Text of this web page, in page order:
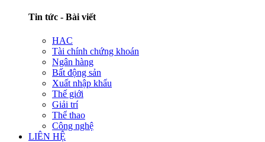
Tin tức - Bài viết
HAC
Tài chính chứng khoán
Ngân hàng
Bất động sản
Xuất nhập khẩu
Thế giới
Giải trí
Thể thao
Công nghệ
LIÊN HỆ